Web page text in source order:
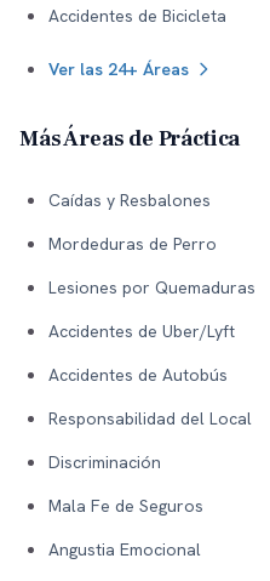
Accidentes de Bicicleta
Ver las 24+ Áreas
Más Áreas de Práctica
Caídas y Resbalones
Mordeduras de Perro
Lesiones por Quemaduras
Accidentes de Uber/Lyft
Accidentes de Autobús
Responsabilidad del Local
Discriminación
Mala Fe de Seguros
Angustia Emocional